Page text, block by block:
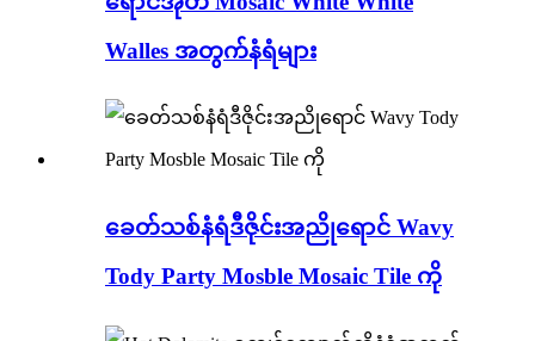
Walles အတွက်နံရံများ
ခေတ်သစ်နံရံဒီဇိုင်းအညိုရောင် Wavy
Tody Party Mosble Mosaic Tile ကို